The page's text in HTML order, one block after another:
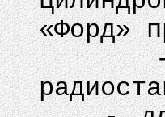
«Форд»
-